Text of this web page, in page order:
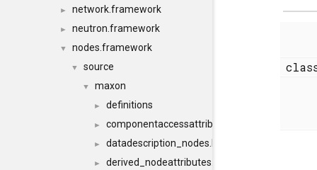
► network.framework
► neutron.framework
▼ nodes.framework
▼ source
▼ maxon
► definitions
► componentaccessattributes.h
► datadescription_nodes.h
► derived_nodeattributes.h